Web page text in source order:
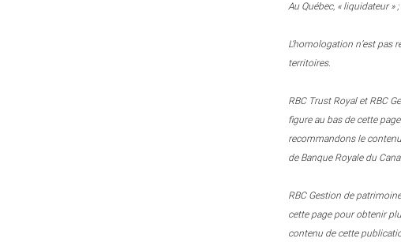
Au Québec, « liquidateur »
L’homologation n’est pas
territoires.
RBC Trust Royal et RBC
figure au bas de cette
recommandons le
de Banque Royale du
RBC Gestion de
cette page pour obtenir
contenu de cette